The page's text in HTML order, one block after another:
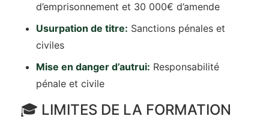
d’emprisonnement et 30 000€ d’amende
Usurpation de titre: Sanctions pénales et
civiles
Mise en danger d’autrui: Responsabilité
pénale et civile
🎓 LIMITES DE LA FORMATION